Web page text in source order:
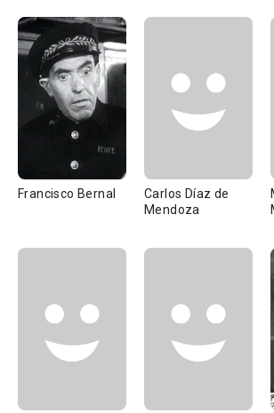
Francisco Bernal
Carlos Díaz de
Mendoza